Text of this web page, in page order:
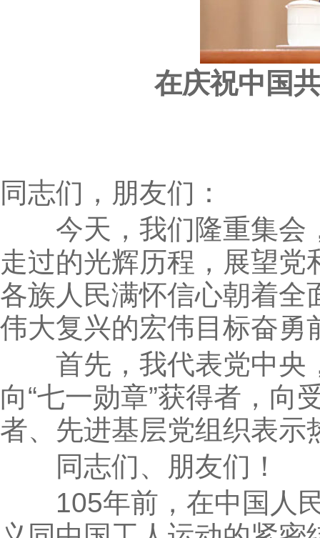
在庆祝中国
同志们，朋友们：
今天，我们隆重集会
走过的光辉历程，展望
各族人民满怀信心朝着全
伟大复兴的宏伟目标奋勇
首先，我代表党中央
向“七一勋章”获得者，向
者、先进基层党组织表示
同志们、朋友们！
105年前，在中国人民